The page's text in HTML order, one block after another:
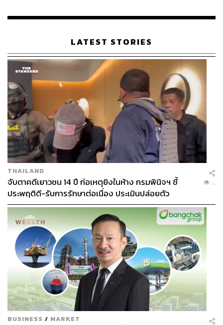
เรือนไทยที่ถูกซุกไว้
LATEST STORIES
THAILAND
จับตาคดีเยาวชน 14 ปี ก่อเหตุยิงในห้าง กรมพินิจฯ ชี้
ประพฤติดี-รับการรักษาต่อเนื่อง ประเมินปล่อยตัว
...
BUSINESS / MARKET